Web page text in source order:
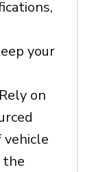
your
on
vehicle
the